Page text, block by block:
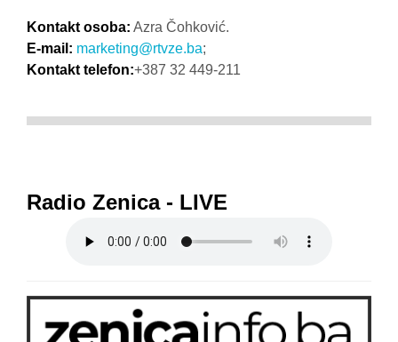
Kontakt osoba: Azra Čohković.
E-mail: marketing@rtvze.ba;
Kontakt telefon:+387 32 449-211
Radio Zenica - LIVE